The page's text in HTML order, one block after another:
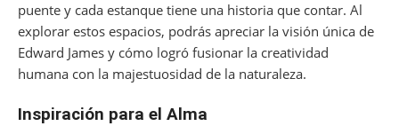
puente y cada estanque tiene una historia que contar. Al
explorar estos espacios, podrás apreciar la visión única de
Edward James y cómo logró fusionar la creatividad
humana con la majestuosidad de la naturaleza.
Inspiración para el Alma